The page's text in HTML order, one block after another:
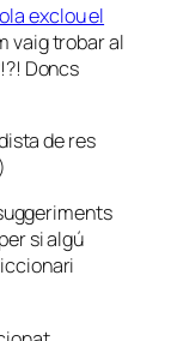
exclou el
vaig trobar al
Doncs
de res
si algú